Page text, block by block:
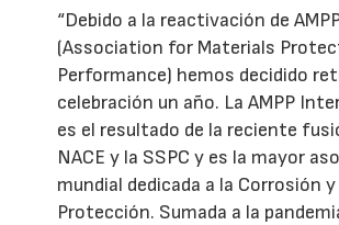
“Debido a la reactivación de
(Association for Materials
Performance) hemos decidido
celebración un año. La AMPP
es el resultado de la reciente
NACE y la SSPC y es la mayor
mundial dedicada a la Corrosión y
Protección. Sumada a la